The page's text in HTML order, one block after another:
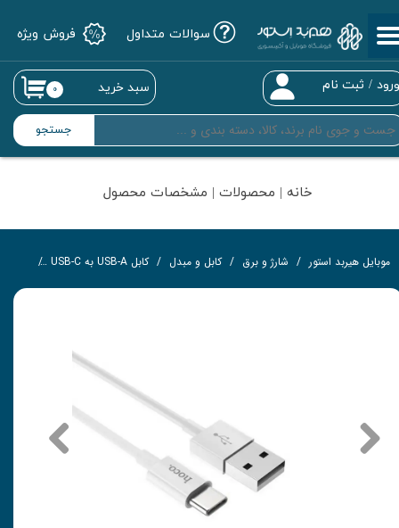
جستجو
/ ثبت نام
حساب کاربری من
تغییر گذر واژه
سفارشات
خروج از حساب کاربری
۰ سبد خرید
سوالات متداول فروش ویژه
خانه | محصولات | مشخصات محصول
موبایل هیربد استور شارژ و برق کابل و مبدل کابل USB-A به USB-C